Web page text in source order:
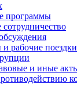
программы
рабочие поездки
и иные